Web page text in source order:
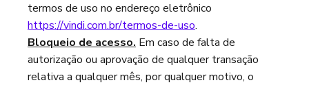
termos de uso no endereço eletrônico
https://vindi.com.br/termos-de-uso.
Bloqueio de acesso. Em caso de falta de
autorização ou aprovação de qualquer transação
relativa a qualquer mês, por qualquer motivo, o